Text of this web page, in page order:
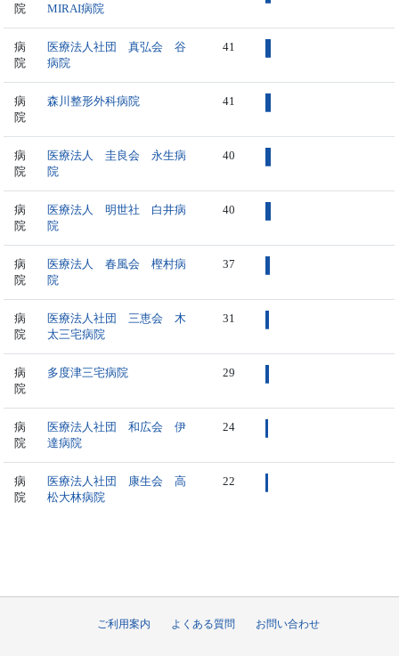
院
MIRAI病院
病
院
医療法人社団 真弘会 谷
病院
41
病
院
森川整形外科病院 41
病
院
医療法人 圭良会 永生病
院
40
病
院
医療法人 明世社 白井病
院
40
病
院
医療法人 春風会 樫村病
院
37
病
院
医療法人社団 三恵会 木
太三宅病院
31
病
院
多度津三宅病院 29
病
院
医療法人社団 和広会 伊
達病院
24
病
院
医療法人社団 康生会 高
松大林病院
22
ご利用案内 よくある質問 お問い合わせ